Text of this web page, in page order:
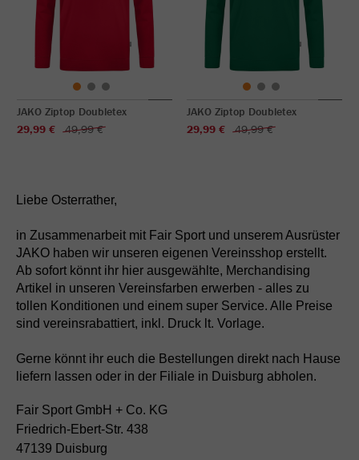
JAKO Ziptop Doubletex
29,99 €
49,99 €
JAKO Ziptop Doubletex
29,99 €
49,99 €
Liebe Osterrather,
in Zusammenarbeit mit Fair Sport und unserem Ausrüster
JAKO haben wir unseren eigenen Vereinsshop erstellt.
Ab sofort könnt ihr hier ausgewählte, Merchandising
Artikel in unseren Vereinsfarben erwerben - alles zu
tollen Konditionen und einem super Service. Alle Preise
sind vereinsrabattiert, inkl. Druck lt. Vorlage.
Gerne könnt ihr euch die Bestellungen direkt nach Hause
liefern lassen oder in der Filiale in Duisburg abholen.
Fair Sport GmbH + Co. KG
Friedrich-Ebert-Str. 438
47139 Duisburg